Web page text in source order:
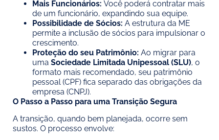
Mais Funcionários: Você poderá contratar mais
de um funcionário, expandindo sua equipe.
Possibilidade de Sócios: A estrutura da ME
permite a inclusão de sócios para impulsionar o
crescimento.
Proteção do seu Patrimônio: Ao migrar para
uma Sociedade Limitada Unipessoal (SLU), o
formato mais recomendado, seu patrimônio
pessoal (CPF) fica separado das obrigações da
empresa (CNPJ).
O Passo a Passo para uma Transição Segura
A transição, quando bem planejada, ocorre sem
sustos. O processo envolve: